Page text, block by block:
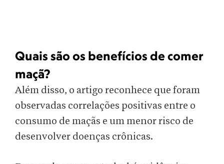
Quais são os benefícios de comer
maçã?
Além disso, o artigo reconhece que foram
observadas correlações positivas entre o
consumo de maçãs e um menor risco de
desenvolver doenças crônicas.